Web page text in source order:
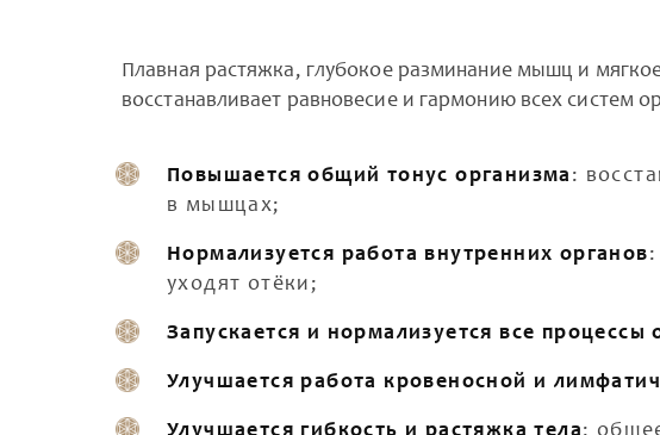
Плавная растяжка, глубокое разминание мышц и
восстанавливает равновесие и гармонию всех систем
Повышается общий тонус организма :
в мышцах;
Нормализуется работа внутренних органов
уходят отёки;
Запускается и нормализуется все процессы
Улучшается работа кровеносной и